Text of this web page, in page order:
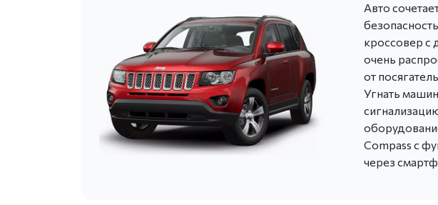
Авто
кроссовер с
очень
от
Угнать
Compass с
через